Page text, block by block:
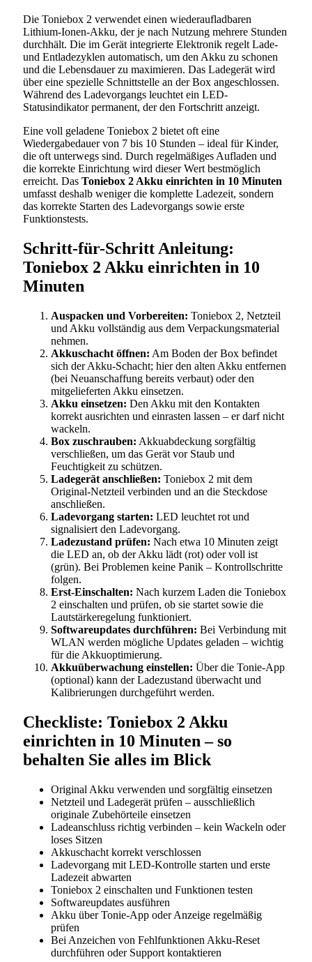
Die Toniebox 2 verwendet einen wiederaufladbaren
Lithium-Ionen-Akku, der je nach Nutzung mehrere Stunden
durchhält. Die im Gerät integrierte Elektronik regelt Lade-
und Entladezyklen automatisch, um den Akku zu schonen
und die Lebensdauer zu maximieren. Das Ladegerät wird
über eine spezielle Schnittstelle an der Box angeschlossen.
Während des Ladevorgangs leuchtet ein LED-
Statusindikator permanent, der den Fortschritt anzeigt.
Eine voll geladene Toniebox 2 bietet oft eine
Wiedergabedauer von 7 bis 10 Stunden – ideal für Kinder,
die oft unterwegs sind. Durch regelmäßiges Aufladen und
die korrekte Einrichtung wird dieser Wert bestmöglich
erreicht. Das Toniebox 2 Akku einrichten in 10 Minuten
umfasst deshalb weniger die komplette Ladezeit, sondern
das korrekte Starten des Ladevorgangs sowie erste
Funktionstests.
Schritt-für-Schritt Anleitung:
Toniebox 2 Akku einrichten in 10
Minuten
Auspacken und Vorbereiten: Toniebox 2, Netzteil
und Akku vollständig aus dem Verpackungsmaterial
nehmen.
Akkuschacht öffnen: Am Boden der Box befindet
sich der Akku-Schacht; hier den alten Akku entfernen
(bei Neuanschaffung bereits verbaut) oder den
mitgelieferten Akku einsetzen.
Akku einsetzen: Den Akku mit den Kontakten
korrekt ausrichten und einrasten lassen – er darf nicht
wackeln.
Box zuschrauben: Akkuabdeckung sorgfältig
verschließen, um das Gerät vor Staub und
Feuchtigkeit zu schützen.
Ladegerät anschließen: Toniebox 2 mit dem
Original-Netzteil verbinden und an die Steckdose
anschließen.
Ladevorgang starten: LED leuchtet rot und
signalisiert den Ladevorgang.
Ladezustand prüfen: Nach etwa 10 Minuten zeigt
die LED an, ob der Akku lädt (rot) oder voll ist
(grün). Bei Problemen keine Panik – Kontrollschritte
folgen.
Erst-Einschalten: Nach kurzem Laden die Toniebox
2 einschalten und prüfen, ob sie startet sowie die
Lautstärkeregelung funktioniert.
Softwareupdates durchführen: Bei Verbindung mit
WLAN werden mögliche Updates geladen – wichtig
für die Akkuoptimierung.
Akkuüberwachung einstellen: Über die Tonie-App
(optional) kann der Ladezustand überwacht und
Kalibrierungen durchgeführt werden.
Checkliste: Toniebox 2 Akku
einrichten in 10 Minuten – so
behalten Sie alles im Blick
Original Akku verwenden und sorgfältig einsetzen
Netzteil und Ladegerät prüfen – ausschließlich
originale Zubehörteile einsetzen
Ladeanschluss richtig verbinden – kein Wackeln oder
loses Sitzen
Akkuschacht korrekt verschlossen
Ladevorgang mit LED-Kontrolle starten und erste
Ladezeit abwarten
Toniebox 2 einschalten und Funktionen testen
Softwareupdates ausführen
Akku über Tonie-App oder Anzeige regelmäßig
prüfen
Bei Anzeichen von Fehlfunktionen Akku-Reset
durchführen oder Support kontaktieren